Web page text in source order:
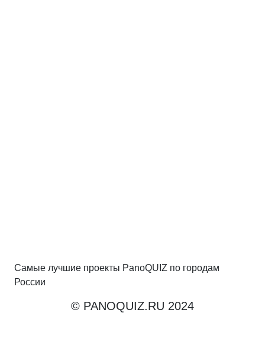
Самые лучшие проекты PanoQUIZ по городам
России
© PANOQUIZ.RU 2024